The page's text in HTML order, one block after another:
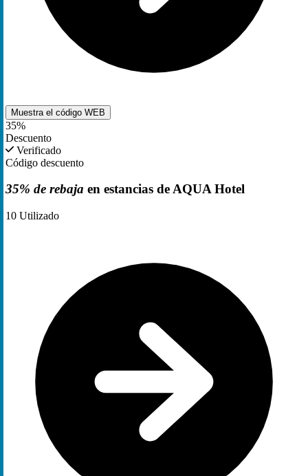
Muestra el código WEB
35%
Descuento
Verificado
Código descuento
35% de rebaja en estancias de AQUA Hotel
10 Utilizado